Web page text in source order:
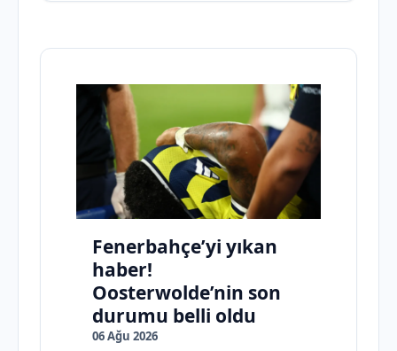
Fenerbahçe’yi yıkan
haber!
Oosterwolde’nin son
durumu belli oldu
06 Ağu 2026